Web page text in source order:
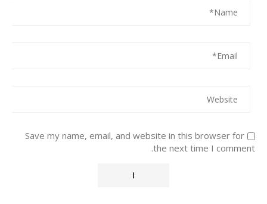
Save my name, email, and website in this browser for
the next time I comment.